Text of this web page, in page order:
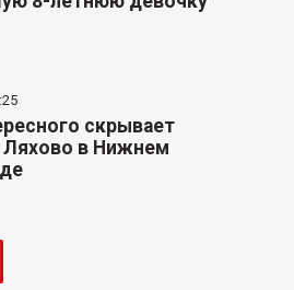
скрывает
Ляхово в Нижнем